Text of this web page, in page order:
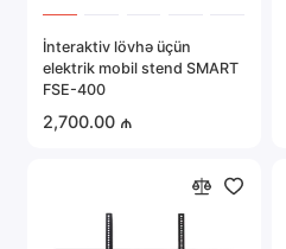
Server avadanlığı
Təhlükəsizlik sistemləri
Avtomobil elektronikası
Hamısını göstər
İnteraktiv lövhə üçün
elektrik mobil stend SMART
FSE-400
2,700.00 ₼